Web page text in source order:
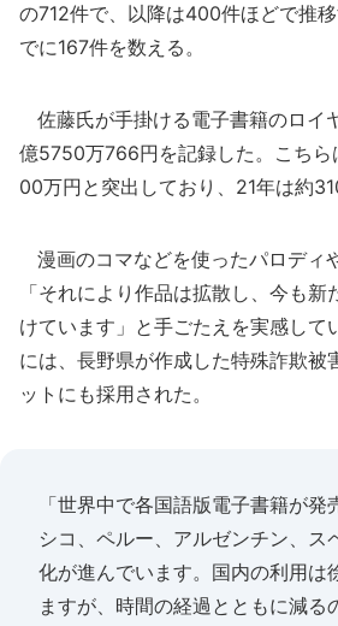
の712件で、以降は400件ほどで推
でに167件を数える。
佐藤氏が手掛ける電子書籍のロイ
億5750万766円を記録した。こち
00万円と突出しており、21年は約
漫画のコマなどを使ったパロディ
「それにより作品は拡散し、今も
けています」と手ごたえを実感して
には、長野県が作成した特殊詐欺被
ットにも採用された。
「世界中で各国語版電子書籍が発
シコ、ペルー、アルゼンチン、ス
化が進んでいます。国内の利用は
ますが、時間の経過とともに減る